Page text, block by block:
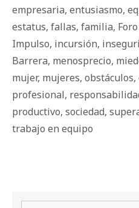
empresaria, entusiasmo,
estatus, fallas, familia,
Impulso, incursión,
Barrera, menosprecio,
mujer, mujeres, obstáculos,
profesional,
productivo, sociedad,
trabajo en equipo